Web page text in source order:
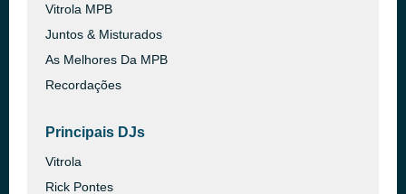
Vitrola MPB
Juntos & Misturados
As Melhores Da MPB
Recordações
Principais DJs
Vitrola
Rick Pontes